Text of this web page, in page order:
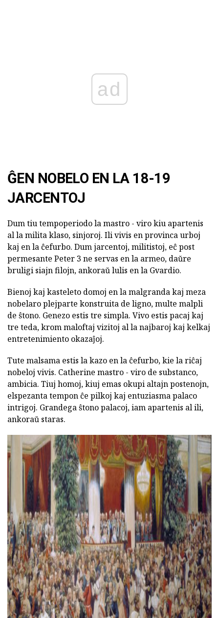
ad
ĜEN NOBELO EN LA 18-19
JARCENTOJ
Dum tiu tempoperiodo la mastro - viro kiu apartenis
al la milita klaso, sinjoroj. Ili vivis en provinca urboj
kaj en la ĉefurbo. Dum jarcentoj, militistoj, eĉ post
permesante Peter 3 ne servas en la armeo, daŭre
bruligi siajn filojn, ankoraŭ lulis en la Gvardio.
Bienoj kaj kasteleto domoj en la malgranda kaj meza
nobelaro plejparte konstruita de ligno, multe malpli
de ŝtono. Genezo estis tre simpla. Vivo estis pacaj kaj
tre teda, krom maloftaj vizitoj al la najbaroj kaj kelkaj
entretenimiento okazaĵoj.
Tute malsama estis la kazo en la ĉefurbo, kie la riĉaj
nobeloj vivis. Catherine mastro - viro de substanco,
ambicia. Tiuj homoj, kiuj emas okupi altajn postenojn,
elspezanta tempon ĉe pilkoj kaj entuziasma palaco
intrigoj. Grandega ŝtono palacoj, iam apartenis al ili,
ankoraŭ staras.